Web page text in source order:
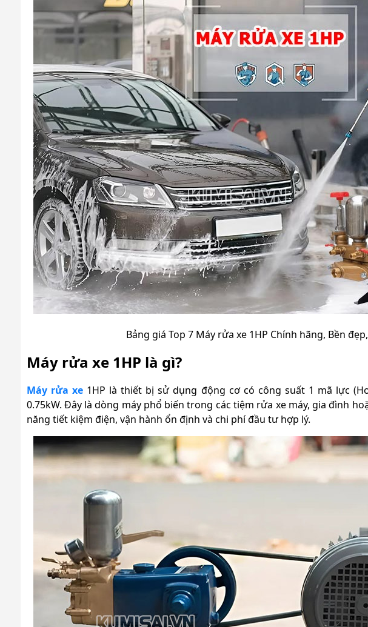
Bảng giá Top 7 Máy rửa xe 1HP Chính hãng, Bền
Máy rửa xe 1HP là gì?
Máy rửa xe1HP là thiết bị sử dụng động cơ có công suất 1 mã lực
0.75kW. Đây là dòng máy phổ biến trong các tiệm rửa xe máy, gia đình
năng tiết kiệm điện, vận hành ổn định và chi phí đầu tư hợp lý.​